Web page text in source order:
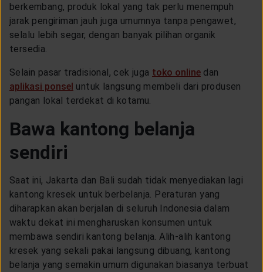
berkembang, produk lokal yang tak perlu menempuh
jarak pengiriman jauh juga umumnya tanpa pengawet,
selalu lebih segar, dengan banyak pilihan organik
tersedia.
Selain pasar tradisional, cek juga toko online dan
aplikasi ponsel untuk langsung membeli dari produsen
pangan lokal terdekat di kotamu.
Bawa kantong belanja
sendiri
Saat ini, Jakarta dan Bali sudah tidak menyediakan lagi
kantong kresek untuk berbelanja. Peraturan yang
diharapkan akan berjalan di seluruh Indonesia dalam
waktu dekat ini mengharuskan konsumen untuk
membawa sendiri kantong belanja. Alih-alih kantong
kresek yang sekali pakai langsung dibuang, kantong
belanja yang semakin umum digunakan biasanya terbuat